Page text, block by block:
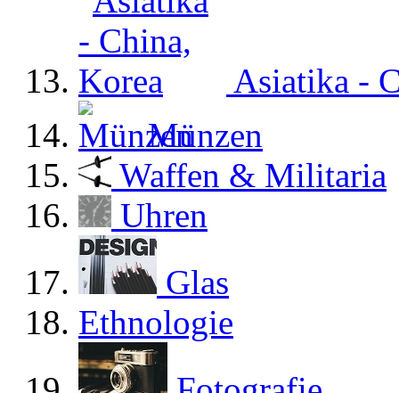
Asiatika -
Münzen
Waffen & Militaria
Uhren
Glas
Ethnologie